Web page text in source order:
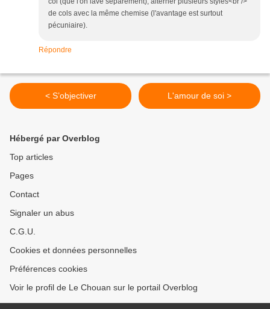
de cols avec la même chemise (l'avantage est surtout
pécuniaire).
Répondre
< S’objectiver L'amour de soi >
Hébergé par Overblog
Top articles
Pages
Contact
Signaler un abus
C.G.U.
Cookies et données personnelles
Préférences cookies
Voir le profil de Le Chouan sur le portail Overblog